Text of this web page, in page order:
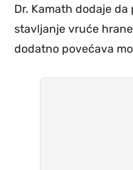
Dr. Kamath dodaje
stavljanje vruće
dodatno povećava